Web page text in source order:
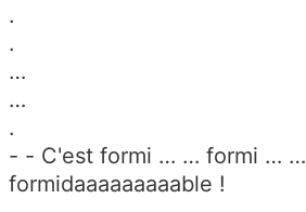
.
.
…
…
.
- - C'est formi … … formi … …
formidaaaaaaaaable !